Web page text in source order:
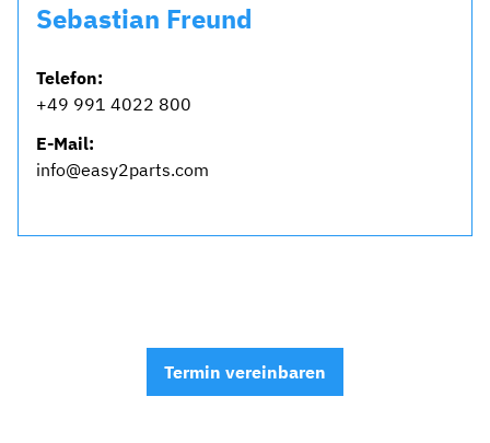
Sebastian Freund
Telefon:
+49 991 4022 800
E-Mail:
info@easy2parts.com
Termin vereinbaren